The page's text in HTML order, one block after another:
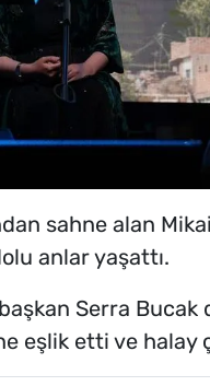
sahne alan
anlar yaşattı.
Serra
eşlik etti ve halay